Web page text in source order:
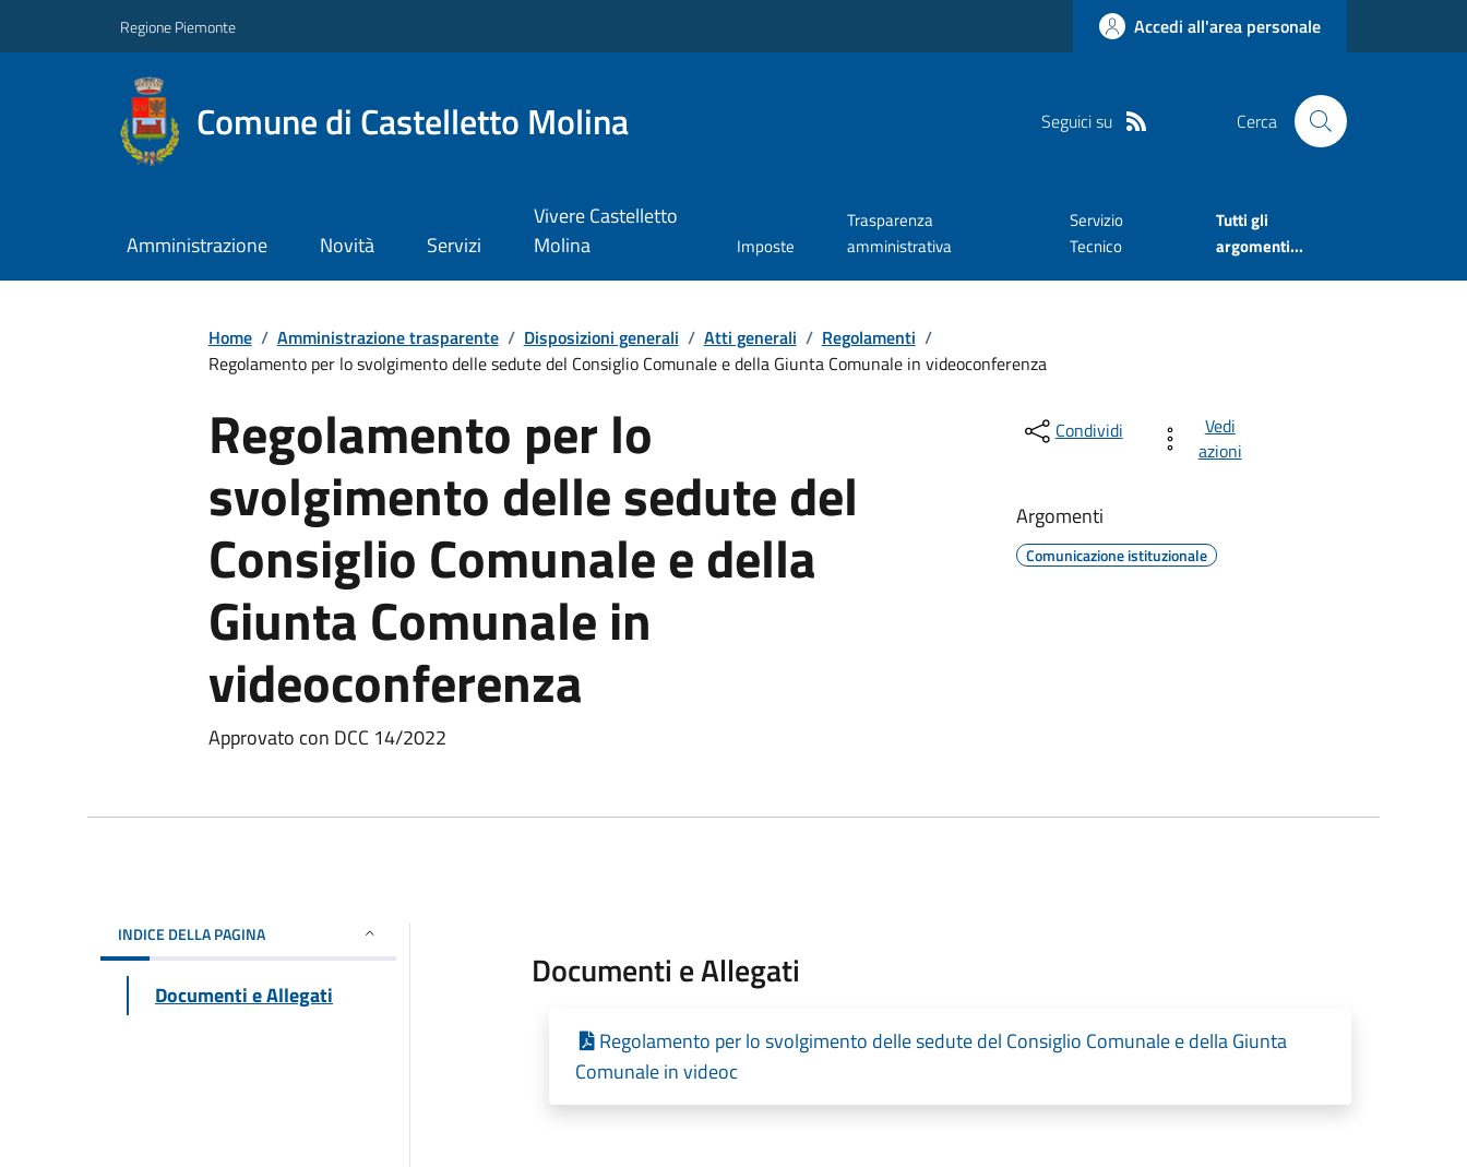
Regione Piemonte Accedi all'area personale
Comune di Castelletto Molina Seguici su Cerca
Amministrazione Novità Servizi
Vivere Castelletto
Molina
Imposte
Trasparenza
amministrativa
Servizio
Tecnico
Tutti gli
argomenti...
Home / Amministrazione trasparente / Disposizioni generali / Atti generali / Regolamenti /
Regolamento per lo svolgimento delle sedute del Consiglio Comunale e della Giunta Comunale in videoconferenza
Regolamento per lo
svolgimento delle sedute del
Consiglio Comunale e della
Giunta Comunale in
videoconferenza
Approvato con DCC 14/2022
Condividi
Vedi
azioni
Argomenti
Comunicazione istituzionale
INDICE DELLA PAGINA
Documenti e Allegati
Documenti e Allegati
Regolamento per lo svolgimento delle sedute del Consiglio Comunale e della Giunta
Comunale in videoc